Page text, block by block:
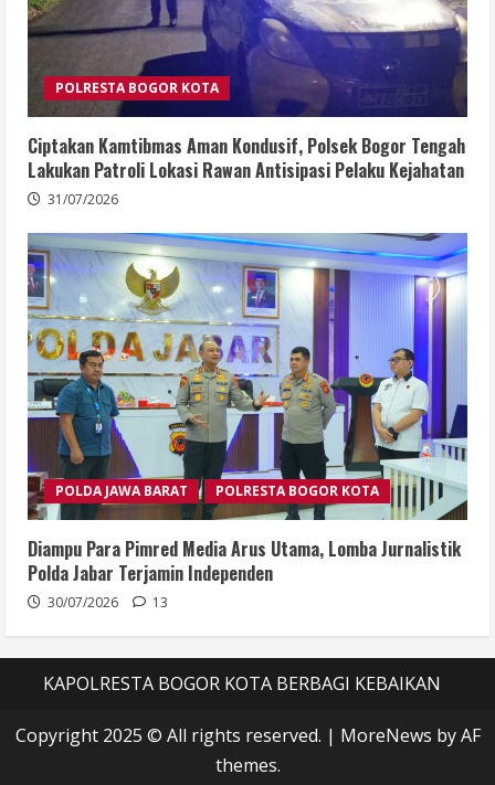
POLRESTA BOGOR KOTA
Ciptakan Kamtibmas Aman Kondusif, Polsek Bogor Tengah
Lakukan Patroli Lokasi Rawan Antisipasi Pelaku Kejahatan
31/07/2026
POLDA JAWA BARAT POLRESTA BOGOR KOTA
Diampu Para Pimred Media Arus Utama, Lomba Jurnalistik
Polda Jabar Terjamin Independen
30/07/2026 13
KAPOLRESTA BOGOR KOTA BERBAGI KEBAIKAN
Copyright 2025 © All rights reserved. | MoreNews by AF
themes.